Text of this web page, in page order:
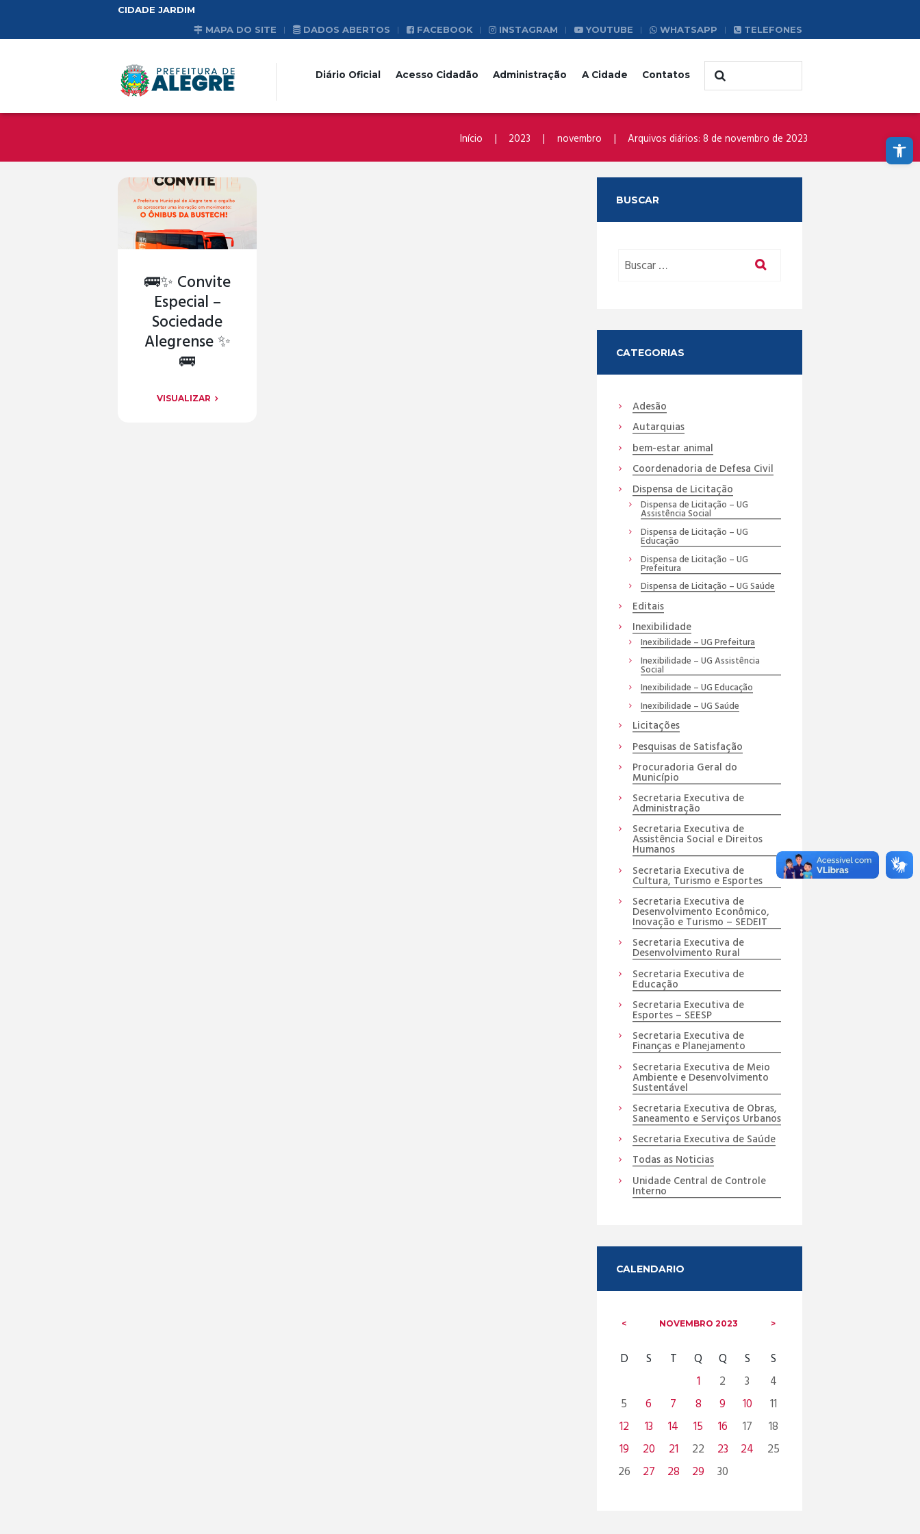
Abrir a barra de ferramentas
CIDADE JARDIM
MAPA DO SITE
DADOS ABERTOS FACEBOOK INSTAGRAM YOUTUBE WHATSAPP TELEFONES
Diário Oficial Acesso Cidadão Administração A Cidade Contatos
Início 2023 novembro Arquivos diários: 8 de novembro de 2023
🚌✨ Convite
Especial –
Sociedade
Alegrense ✨
🚌
VISUALIZAR
BUSCAR
CATEGORIAS
Adesão
Autarquias
bem-estar animal
Coordenadoria de Defesa Civil
Dispensa de Licitação
Dispensa de Licitação – UG
Assistência Social
Dispensa de Licitação – UG
Educação
Dispensa de Licitação – UG
Prefeitura
Dispensa de Licitação – UG Saúde
Editais
Inexibilidade
Inexibilidade – UG Prefeitura
Inexibilidade – UG Assistência
Social
Inexibilidade – UG Educação
Inexibilidade – UG Saúde
Licitações
Pesquisas de Satisfação
Procuradoria Geral do
Município
Secretaria Executiva de
Administração
Secretaria Executiva de
Assistência Social e Direitos
Humanos
Secretaria Executiva de
Cultura, Turismo e Esportes
Secretaria Executiva de
Desenvolvimento Econômico,
Inovação e Turismo – SEDEIT
Secretaria Executiva de
Desenvolvimento Rural
Secretaria Executiva de
Educação
Secretaria Executiva de
Esportes – SEESP
Secretaria Executiva de
Finanças e Planejamento
Secretaria Executiva de Meio
Ambiente e Desenvolvimento
Sustentável
Secretaria Executiva de Obras,
Saneamento e Serviços Urbanos
Secretaria Executiva de Saúde
Todas as Noticias
Unidade Central de Controle
Interno
CALENDARIO
NOVEMBRO 2023
D S T Q Q S
S
1
2 3
4
5
6 7 8 9 10
11
12
13 14 15 16 17
18
19
20 21 22 23 24
25
26
27 28 29 30